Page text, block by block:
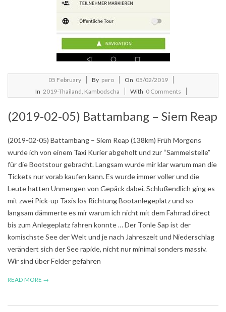
05 February By pero On 05/02/2019
In 2019-Thailand, Kambodscha With 0 Comments
(2019-02-05) Battambang – Siem Reap
(2019-02-05) Battambang – Siem Reap (138km) Früh Morgens
wurde ich von einem Taxi Kurier abgeholt und zur “Sammelstelle”
für die Bootstour gebracht. Langsam wurde mir klar warum man die
Tickets nur vorab kaufen kann. Es wurde immer voller und die
Leute hatten Unmengen von Gepäck dabei. Schlußendlich ging es
mit zwei Pick-up Taxis los Richtung Bootanlegeplatz und so
langsam dämmerte es mir warum ich nicht mit dem Fahrrad direct
bis zum Anlegeplatz fahren konnte … Der Tonle Sap ist der
komischste See der Welt und je nach Jahreszeit und Niederschlag
verändert sich der See rapide, nicht nur minimal sonders massiv.
Wir sind über Felder gefahren
READ MORE →